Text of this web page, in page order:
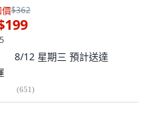
價$362
8/12 星期三 預計送達
(651)